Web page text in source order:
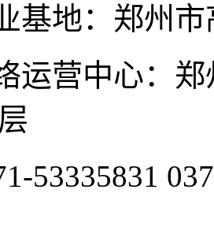
基地：郑州
运营中心：
53335831